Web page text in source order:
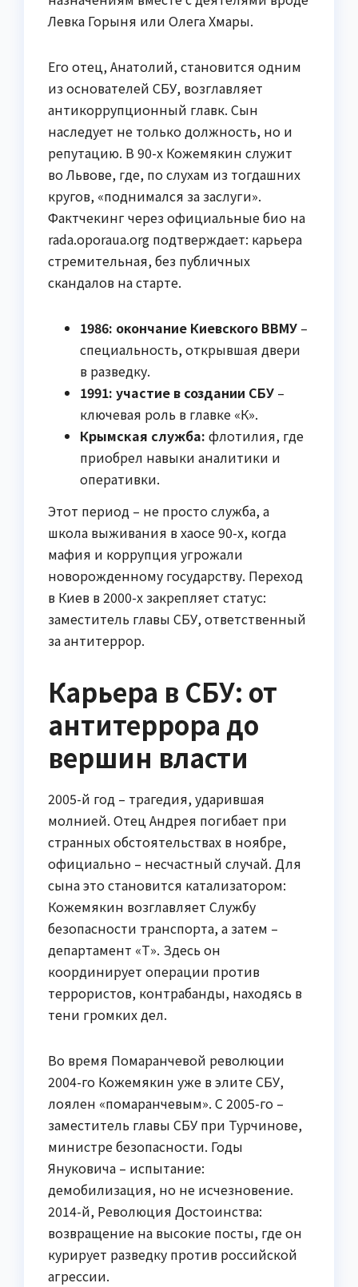
Левка Горыня или Олега Хмары.
Его отец, Анатолий, становится одним
из основателей СБУ, возглавляет
антикоррупционный главк. Сын
наследует не только должность, но и
репутацию. В 90-х Кожемякин служит
во Львове, где, по слухам из тогдашних
кругов, «поднимался за заслуги».
Фактчекинг через официальные био на
rada.oporaua.org подтверждает: карьера
стремительная, без публичных
скандалов на старте.
1986: окончание Киевского ВВМУ –
специальность, открывшая двери
в разведку.
1991: участие в создании СБУ –
ключевая роль в главке «К».
Крымская служба: флотилия, где
приобрел навыки аналитики и
оперативки.
Этот период – не просто служба, а
школа выживания в хаосе 90-х, когда
мафия и коррупция угрожали
новорожденному государству. Переход
в Киев в 2000-х закрепляет статус:
заместитель главы СБУ, ответственный
за антитеррор.
Карьера в СБУ: от
антитеррора до
вершин власти
2005-й год – трагедия, ударившая
молнией. Отец Андрея погибает при
странных обстоятельствах в ноябре,
официально – несчастный случай. Для
сына это становится катализатором:
Кожемякин возглавляет Службу
безопасности транспорта, а затем –
департамент «Т». Здесь он
координирует операции против
террористов, контрабанды, находясь в
тени громких дел.
Во время Помаранчевой революции
2004-го Кожемякин уже в элите СБУ,
лоялен «помаранчевым». С 2005-го –
заместитель главы СБУ при Турчинове,
министре безопасности. Годы
Януковича – испытание:
демобилизация, но не исчезновение.
2014-й, Революция Достоинства:
возвращение на высокие посты, где он
курирует разведку против российской
агрессии.